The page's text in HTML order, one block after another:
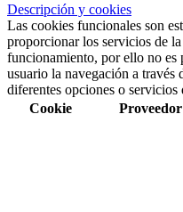
Descripción y cookies
Las cookies funcionales son
proporcionar los servicios de
funcionamiento, por ello no es
usuario la navegación a
diferentes opciones o servicios
Cookie
Proveedor